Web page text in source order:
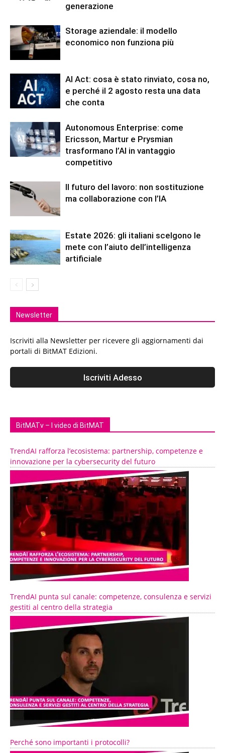
generazione
Storage aziendale: il modello
economico non funziona più
AI Act: cosa è stato rinviato, cosa no,
e perché il 2 agosto resta una data
che conta
Autonomous Enterprise: come
Ericsson, Martur e Prysmian
trasformano l’AI in vantaggio
competitivo
Il futuro del lavoro: non sostituzione
ma collaborazione con l’IA
Estate 2026: gli italiani scelgono le
mete con l’aiuto dell’intelligenza
artificiale
Newsletter
Iscriviti alla Newsletter per ricevere gli aggiornamenti dai
portali di BitMAT Edizioni.
BitMATv – I video di BitMAT
TrendAI rafforza l’ecosistema: partnership, competenze e
innovazione per la cybersecurity del futuro
TrendAI punta sul canale: competenze, consulenza e servizi
gestiti al centro della strategia
Perché sono importanti i protocolli?